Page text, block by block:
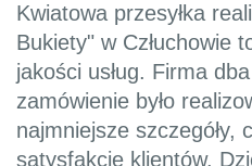
Kwiatowa przesyłka
Bukiety" w Człuchowie
jakości usług. Firma
zamówienie było
najmniejsze szczegóły,
satysfakcję klientów.